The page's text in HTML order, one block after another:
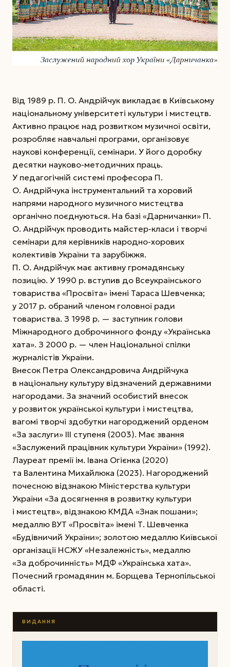
Від 1989 р. П. О. Андрійчук викладає в Київському
національному університеті культури і мистецтв.
Активно працює над розвитком музичної освіти,
розробляє навчальні програми, організовує
наукові конференції, семінари. У його доробку
десятки науково-методичних праць.
У педагогічній системі професора П.
О. Андрійчука інструментальний та хоровий
напрями народного музичного мистецтва
органічно поєднуються. На базі «Дарничанки» П.
О. Андрійчук проводить майстер-класи і творчі
семінари для керівників народно-хорових
колективів України та зарубіжжя.
П. О. Андрійчук має активну громадянську
позицію. У 1990 р. вступив до Всеукраїнського
товариства «Просвіта» імені Тараса Шевченка;
у 2017 р. обраний членом головної ради
товариства. З 1998 р. — заступник голови
Міжнародного доброчинного фонду «Українська
хата». З 2000 р. — член Національної спілки
журналістів України.
Внесок Петра Олександровича Андрійчука
в національну культуру відзначений державними
нагородами. За значний особистий внесок
у розвиток української культури і мистецтва,
вагомі творчі здобутки нагороджений орденом
«За заслуги» ІІІ ступеня (2003). Має звання
«Заслужений працівник культури України» (1992).
Лауреат премії ім. Івана Огієнка (2020)
та Валентина Михайлюка (2023). Нагороджений
почесною відзнакою Міністерства культури
України «За досягнення в розвитку культури
і мистецтв», відзнакою КМДА «Знак пошани»;
медаллю ВУТ «Просвіта» імені Т. Шевченка
«Будівничий України»; золотою медаллю Київської
організації НСЖУ «Незалежність», медаллю
«За доброчинність» МДФ «Українська хата».
Почесний громадянин м. Борщева Тернопільської
області.
ВИДАННЯ